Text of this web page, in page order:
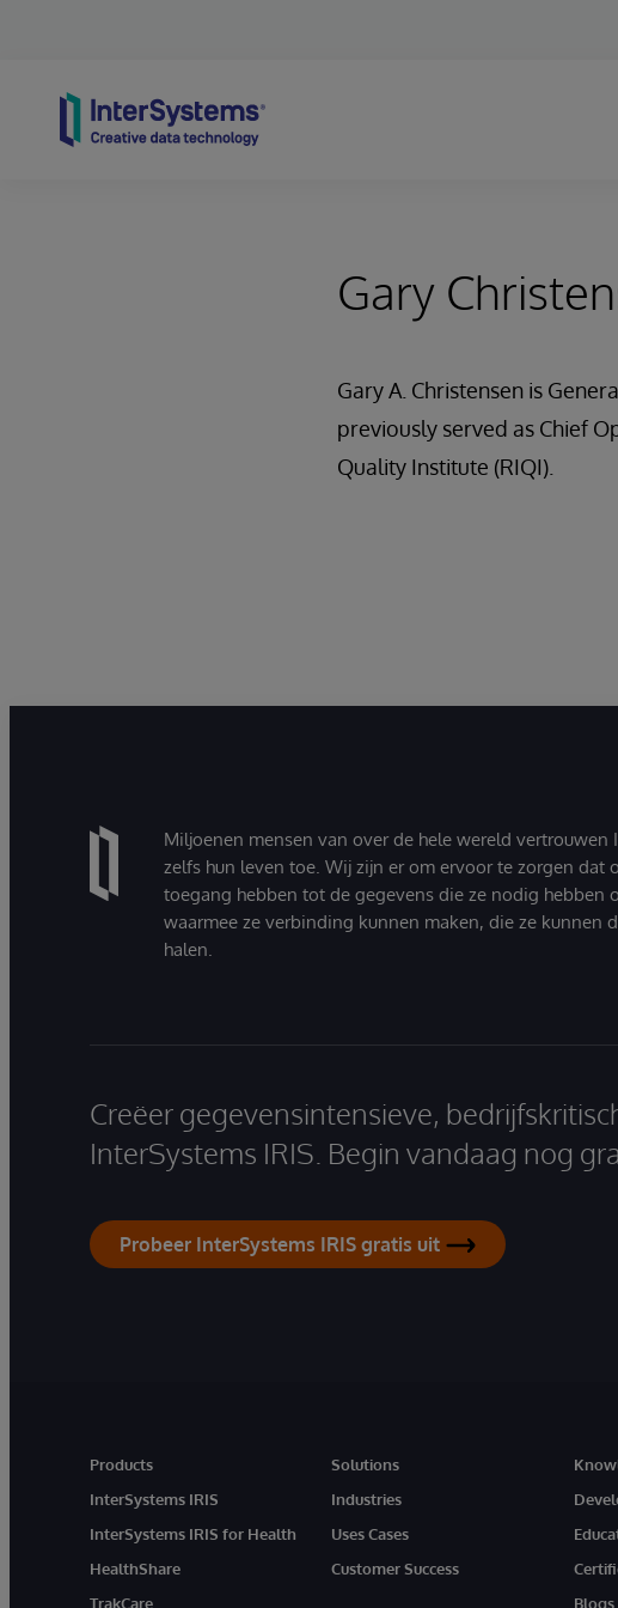
Gary
Gary A. Christensen is
previously served as Chief
Quality Institute (RIQI).
Miljoenen mensen van over de hele wereld vertrouwen
zelfs hun leven toe. Wij zijn er om ervoor te zorgen dat
toegang hebben tot de gegevens die ze nodig hebben
waarmee ze verbinding kunnen maken, die ze kunnen
halen.
Creëer gegevensintensieve,
InterSystems IRIS. Begin vandaag nog
Probeer InterSystems IRIS gratis uit
Products
InterSystems IRIS
InterSystems IRIS for Health
HealthShare
TrakCare
Solutions
Industries
Uses Cases
Customer Success
Blogs